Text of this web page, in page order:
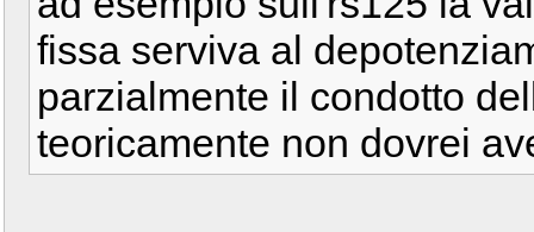
fissa serviva al
parzialmente il condotto
teoricamente non dovrei